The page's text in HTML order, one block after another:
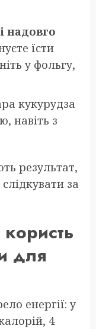
надовго
їсти
у фольгу,
кукурудза
навіть з
результат,
за
користь
для
енергії: у
4